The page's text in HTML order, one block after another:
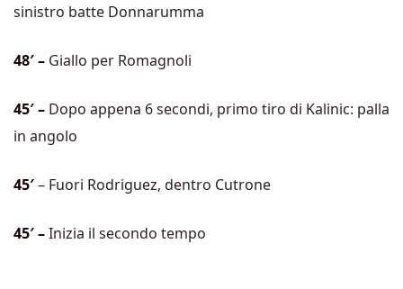
sinistro batte Donnarumma
48′ – Giallo per Romagnoli
45′ – Dopo appena 6 secondi, primo tiro di Kalinic: palla
in angolo
45′– Fuori Rodriguez, dentro Cutrone
45′ –Inizia il secondo tempo